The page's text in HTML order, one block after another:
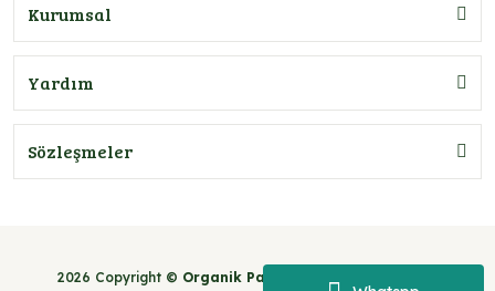
Kurumsal
Yardım
Sözleşmeler
2026 Copyright © Organik Pazar